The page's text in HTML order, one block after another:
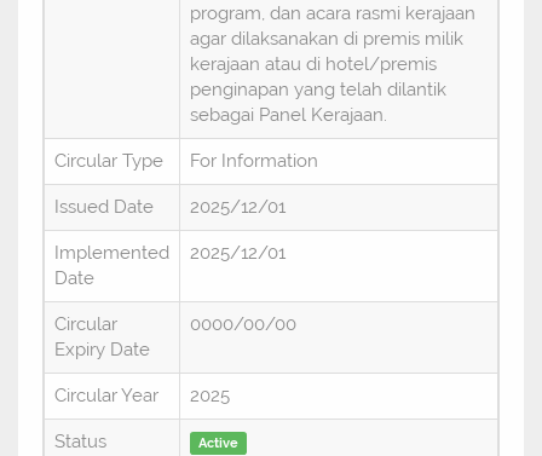
program, dan acara rasmi kerajaan
agar dilaksanakan di premis milik
kerajaan atau di hotel/premis
penginapan yang telah dilantik
sebagai Panel Kerajaan.
Circular Type For Information
Issued Date 2025/12/01
Implemented
Date
2025/12/01
Circular
Expiry Date
0000/00/00
Circular Year 2025
Status Active